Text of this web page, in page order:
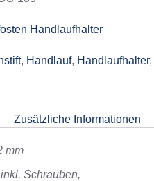
Handlaufhalter
, Handlauf, Handlaufhalter,
Zusätzliche Informationen
mm
Schrauben,